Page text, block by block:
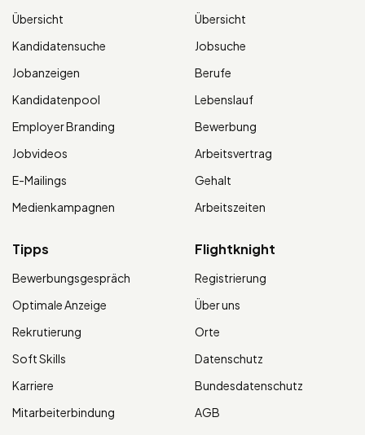
Übersicht
Kandidatensuche
Jobanzeigen
Kandidatenpool
Employer Branding
Jobvideos
E-Mailings
Medienkampagnen
Übersicht
Jobsuche
Berufe
Lebenslauf
Bewerbung
Arbeitsvertrag
Gehalt
Arbeitszeiten
Tipps
Bewerbungsgespräch
Optimale Anzeige
Rekrutierung
Soft Skills
Karriere
Mitarbeiterbindung
Flightknight
Registrierung
Über uns
Orte
Datenschutz
Bundesdatenschutz
AGB